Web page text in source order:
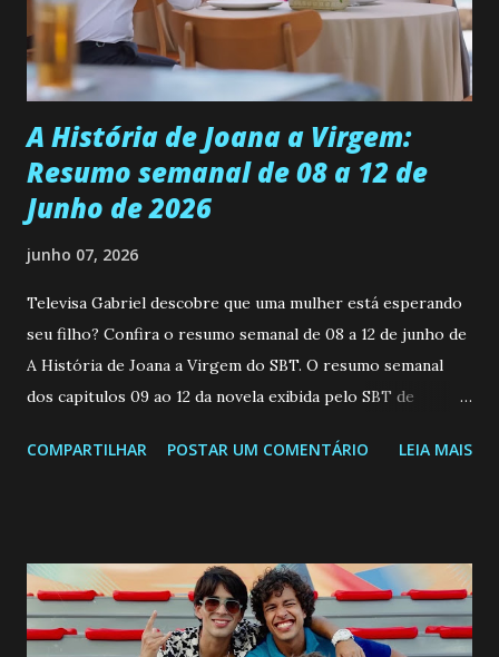
empática. Detesta injustiças e é uma ótima amiga. Pode ser
teimosa e muito persistente quando decide fazer algo.
Durante um exame ginecológico, ela é inseminada por eng...
A História de Joana a Virgem:
Resumo semanal de 08 a 12 de
Junho de 2026
junho 07, 2026
Televisa Gabriel descobre que uma mulher está esperando
seu filho? Confira o resumo semanal de 08 a 12 de junho de
A História de Joana a Virgem do SBT. O resumo semanal
dos capitulos 09 ao 12 da novela exibida pelo SBT de
a Programação Semanal do SBT de 08/06/26 a 14/06/26
confessa a Gabriel que ele demonstrou ser o tipo de
pessoa que ela tanto desejou durante toda a vida. Camila
entra no quarto de Gabriel e imagina como seria o
COMPARTILHAR POSTAR UM COMENTÁRIO LEIA MAIS